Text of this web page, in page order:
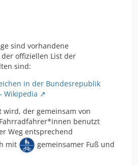
sind vorhandene
offiziellen List der
sind:
in der Bundesrepublik
Wikipedia
wird, der gemeinsam von
benutzt
Weg entsprechend
mit
gemeinsamer Fuß und